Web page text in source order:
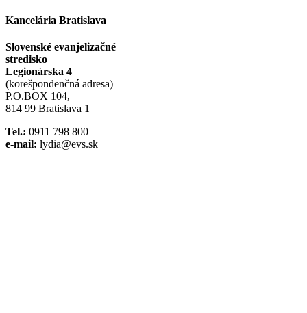
Kancelária Bratislava
Slovenské evanjelizačné
stredisko
Legionárska 4
(korešpondenčná adresa)
P.O.BOX 104,
814 99 Bratislava 1
Tel.: 0911 798 800
e-mail: lydia@evs.sk